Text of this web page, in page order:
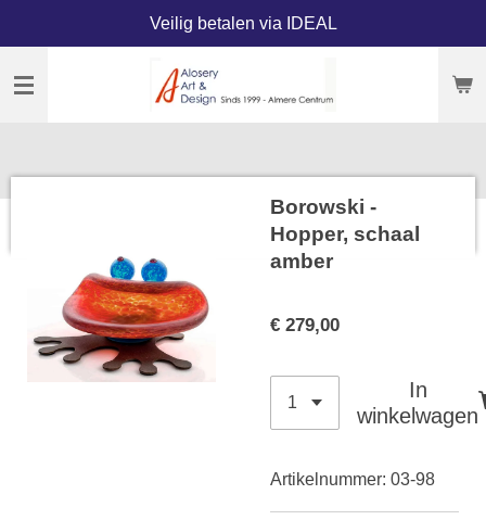
naar
Veilig betalen via IDEAL
Borowski -
Hopper, schaal
amber
€ 279,00
In
winkelwagen
Artikelnummer: 03-98